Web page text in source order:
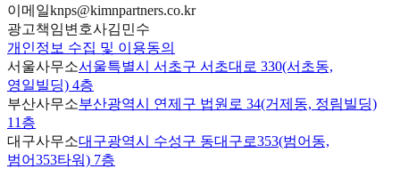
이메일knps@kimnpartners.co.kr
광고책임변호사김민수
개인정보 수집 및 이용동의
서울사무소서울특별시 서초구 서초대로 330(서초동,
영일빌딩) 4층
부산사무소부산광역시 연제구 법원로 34(거제동, 정림빌딩)
11층
대구사무소대구광역시 수성구 동대구로353(범어동,
범어353타워) 7층